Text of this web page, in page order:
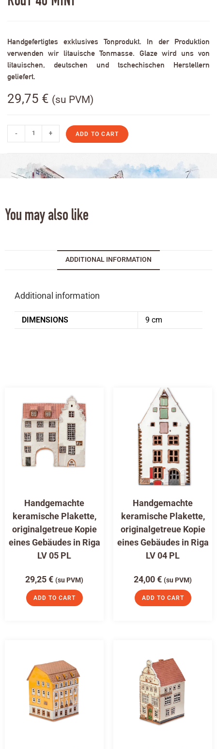
Handgefertigtes exklusives Tonprodukt. In der Produktion
verwenden wir litauische Tonmasse. Glaze wird uns von
litauischen, deutschen und tschechischen Herstellern
geliefert.
29,75 € (su PVM)
- + ADD TO CART
You may also like
ADDITIONAL INFORMATION
Additional information
DIMENSIONS 9 cm
Handgemachte
keramische Plakette,
originalgetreue Kopie
eines Gebäudes in Riga
LV 05 PL
29,25€ (su PVM)
ADD TO CART
Handgemachte
keramische Plakette,
originalgetreue Kopie
eines Gebäudes in Riga
LV 04 PL
24,00€ (su PVM)
ADD TO CART